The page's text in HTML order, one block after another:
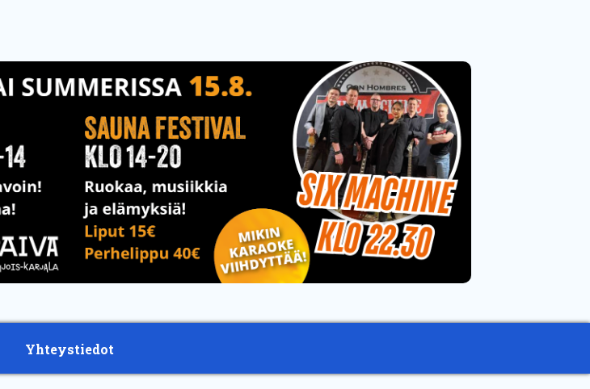
Yhteystiedot